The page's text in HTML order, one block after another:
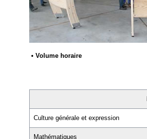
• Volume horaire
Culture générale et expression
Mathématiques